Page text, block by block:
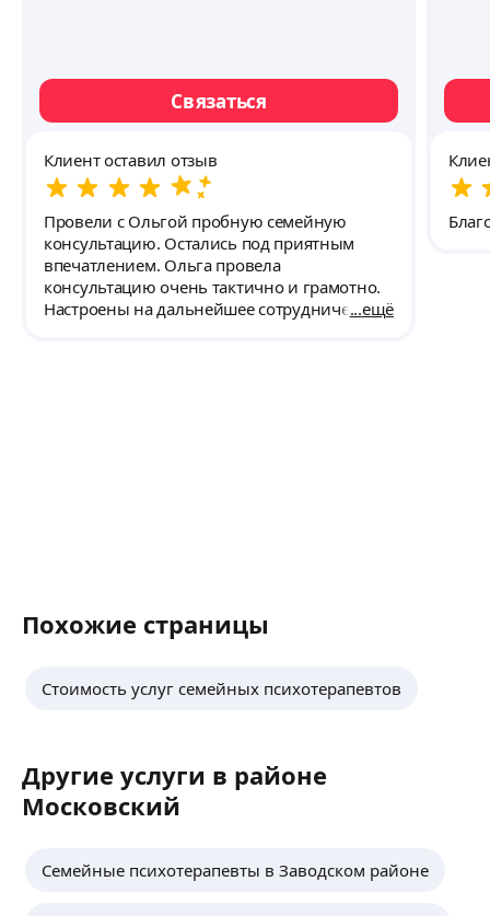
Связаться
Клиент оставил отзыв
Провели с Ольгой пробную семейную
консультацию. Остались под приятным
впечатлением. Ольга провела
консультацию очень тактично и грамотно.
Настроены на дальнейшее сотрудничество.
ещё
Похожие страницы
Стоимость услуг семейных психотерапевтов
Другие услуги в районе
Московский
Семейные психотерапевты в Заводском районе